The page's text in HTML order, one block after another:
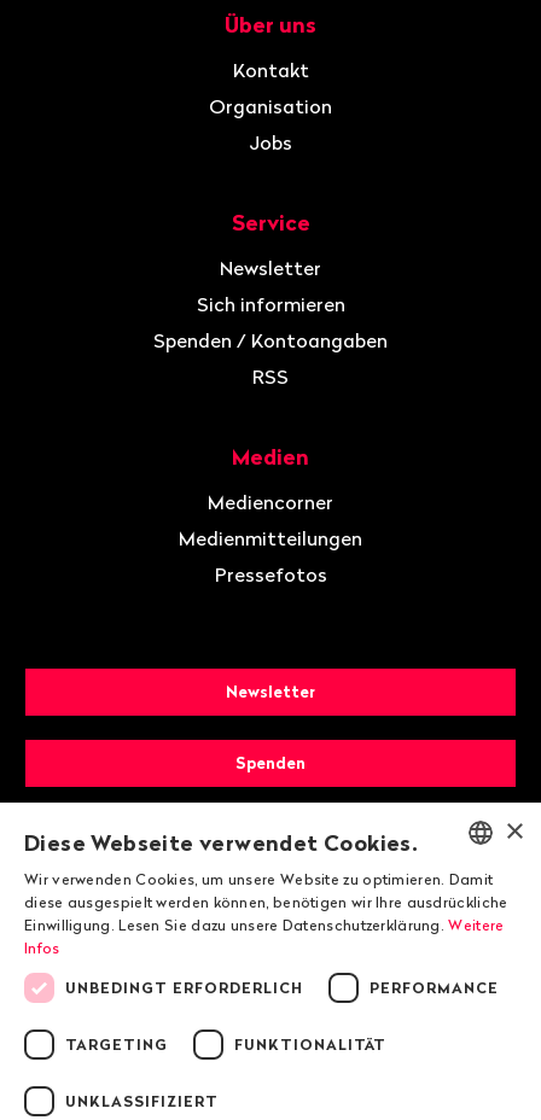
Über uns
Kontakt
Organisation
Jobs
Service
Newsletter
Sich informieren
Spenden / Kontoangaben
RSS
Medien
Mediencorner
Medienmitteilungen
Pressefotos
Newsletter
Spenden
Mitglied werden
© 2026 Public Eye
ENGLISH
DEUTSCH
×
Diese Webseite verwendet Cookies.
Wir verwenden Cookies, um unsere Website zu optimieren. Damit
diese ausgespielt werden können, benötigen wir Ihre ausdrückliche
Einwilligung. Lesen Sie dazu unsere Datenschutzerklärung. Weitere
Infos
UNBEDINGT ERFORDERLICH PERFORMANCE
TARGETING FUNKTIONALITÄT
UNKLASSIFIZIERT